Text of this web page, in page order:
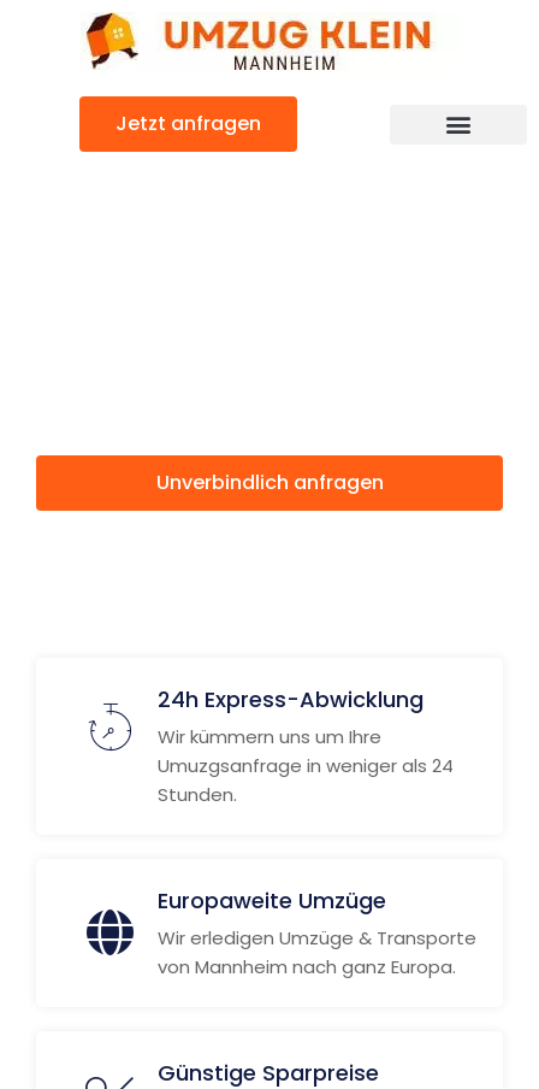
Jetzt anfragen
Unverbindlich anfragen
24h Express-Abwicklung
Wir kümmern uns um Ihre
Umuzgsanfrage in weniger als 24
Stunden.
Europaweite Umzüge
Wir erledigen Umzüge & Transporte
von Mannheim nach ganz Europa.
Günstige Sparpreise